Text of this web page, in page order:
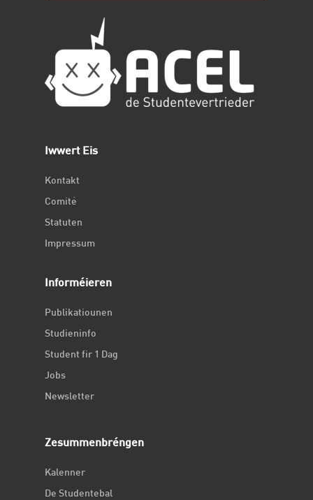
Iwwert Eis
Kontakt
Comité
Statuten
Impressum
Informéieren
Publikatiounen
Studieninfo
Student fir 1 Dag
Jobs
Newsletter
Zesummenbréngen
Kalenner
De Studentebal